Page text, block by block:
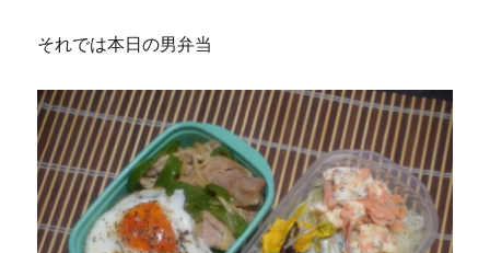
それでは本日の男弁当